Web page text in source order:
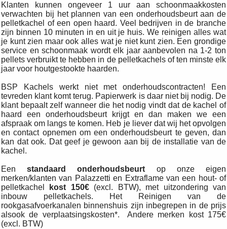
Klanten kunnen ongeveer 1 uur aan schoonmaakkosten
verwachten bij het plannen van een onderhoudsbeurt aan de
pelletkachel of een open haard. Veel bedrijven in de branche
zijn binnen 10 minuten in en uit je huis. We reinigen alles wat
je kunt zien maar ook alles wat je niet kunt zien. Een grondige
service en schoonmaak wordt elk jaar aanbevolen na 1-2 ton
pellets verbruikt te hebben in de pelletkachels of ten minste elk
jaar voor houtgestookte haarden.
BSP Kachels werkt niet met onderhoudscontracten! Een
tevreden klant komt terug. Papierwerk is daar niet bij nodig. De
klantbepaalt zelf wanneer die het nodig vindt dat de kachel of
haard een onderhoudsbeurt krijgt en dan maken we een
afspraak om langs te komen. Heb je liever dat wij het opvolgen
en contact opnemen om een onderhoudsbeurt te geven, dan
kan dat ook. Dat geef je gewoon aan bij de installatie van de
kachel.
Eenstandaard onderhoudsbeurt op onze eigen
merken/klanten van Palazzetti en Extraflame van een hout- of
pelletkachel
kost 150€(excl. BTW), met uitzondering van
inbouw pelletkachels. Het Reinigen van de
rookgasafvoerkanalen binnenshuis zijn inbegrepen in de prijs
alsook de verplaatsingskosten*. Andere merken kost 175€
(excl. BTW)